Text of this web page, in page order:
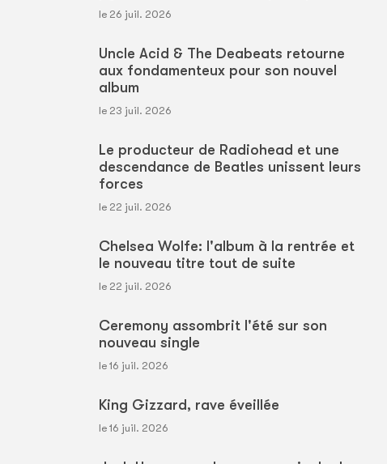
le 26 juil. 2026
Uncle Acid & The Deabeats retourne
aux fondamenteux pour son nouvel
album
le 23 juil. 2026
Le producteur de Radiohead et une
descendance de Beatles unissent leurs
forces
le 22 juil. 2026
Chelsea Wolfe: l'album à la rentrée et
le nouveau titre tout de suite
le 22 juil. 2026
Ceremony assombrit l'été sur son
nouveau single
le 16 juil. 2026
King Gizzard, rave éveillée
le 16 juil. 2026